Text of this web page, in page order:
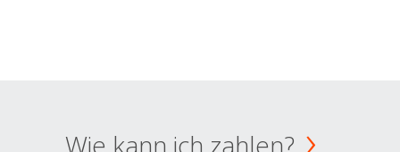
Wie kann ich zahlen?